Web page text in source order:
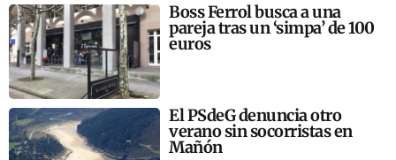
Boss Ferrol busca a una
pareja tras un ‘simpa’ de 100
euros
El PSdeG denuncia otro
verano sin socorristas en
Mañón